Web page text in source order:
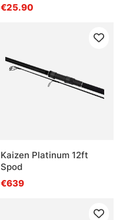
€25.90
Kaizen Platinum 12ft
Spod
€639